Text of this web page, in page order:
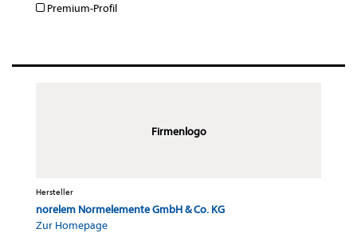
Premium-Profil
Firmenlogo
Hersteller
norelem Normelemente GmbH & Co. KG
Zur Homepage